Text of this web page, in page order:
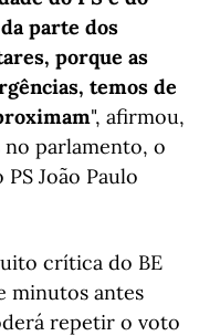
parte dos
porque as
temos de
", afirmou,
no parlamento, o
João Paulo
crítica do BE
minutos antes
repetir o voto